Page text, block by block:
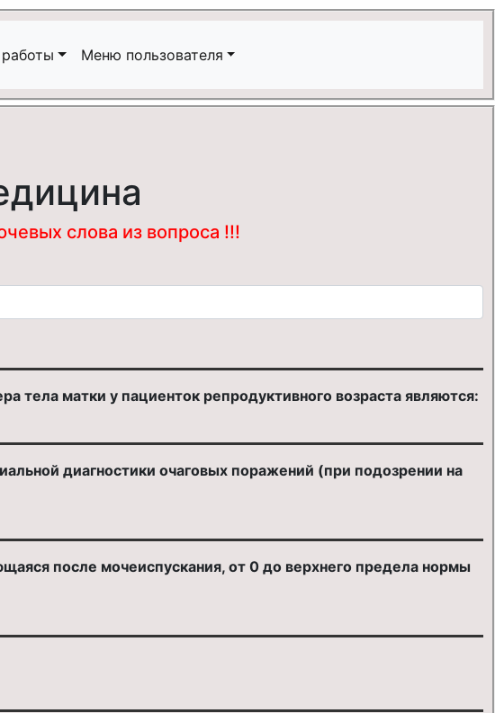
Меню пользователя
слова из вопроса !!!
тела матки у пациенток репродуктивного возраста являются:
диагностики очаговых поражений (при подозрении на
после мочеиспускания, от 0 до верхнего предела нормы